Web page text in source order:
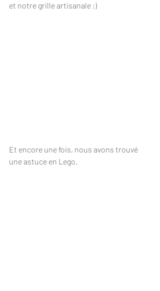
et notre grille artisanale ;)
Et encore une fois, nous avons trouvé
une astuce en Lego.